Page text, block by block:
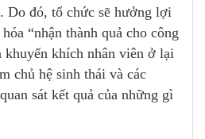
Do đó, tổ chức sẽ hưởng lợi
“nhận thành quả cho công
khích nhân viên ở lại
chủ hệ sinh thái và các
sát kết quả của những gì